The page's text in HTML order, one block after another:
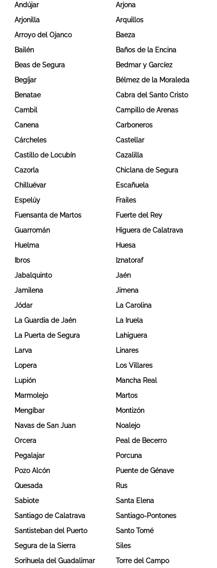
Andújar
Arjona
Arjonilla
Arquillos
Arroyo del Ojanco
Baeza
Bailén
Baños de la Encina
Beas de Segura
Bedmar y Garcíez
Begíjar
Bélmez de la Moraleda
Benatae
Cabra del Santo Cristo
Cambil
Campillo de Arenas
Canena
Carboneros
Cárcheles
Castellar
Castillo de Locubín
Cazalilla
Cazorla
Chiclana de Segura
Chilluévar
Escañuela
Espelúy
Frailes
Fuensanta de Martos
Fuerte del Rey
Guarromán
Higuera de Calatrava
Huelma
Huesa
Ibros
Iznatoraf
Jabalquinto
Jaén
Jamilena
Jimena
Jódar
La Carolina
La Guardia de Jaén
La Iruela
La Puerta de Segura
Lahiguera
Larva
Linares
Lopera
Los Villares
Lupión
Mancha Real
Marmolejo
Martos
Mengíbar
Montizón
Navas de San Juan
Noalejo
Orcera
Peal de Becerro
Pegalajar
Porcuna
Pozo Alcón
Puente de Génave
Quesada
Rus
Sabiote
Santa Elena
Santiago de Calatrava
Santiago-Pontones
Santisteban del Puerto
Santo Tomé
Segura de la Sierra
Siles
Sorihuela del Guadalimar
Torre del Campo